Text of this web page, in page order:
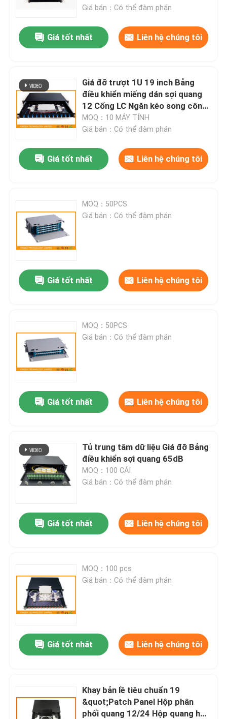
Tham quan nhà máy
Liên hệ chúng tôi
Tin tức
Các trường hợp
Yêu cầu báo giá
Hộp phân tách quang
Hộp cáp quang
Sợi xơ sợi quang
Dây cáp quang
Adapter cáp quang
Bộ suy hao sợi quang
Cáp thả FTTH
Bảng điều khiển sợi quang
Kết nối cáp quang
Đơn vị mạng quang
Giá bán：Có thể đàm phán
Giá tốt nhất Liên hệ chúng tôi
Giá đỡ trượt 1U 19 inch Bảng
điều khiển miếng dán sợi quang
12 Cổng LC Ngăn kéo song công
ODF
MOQ：10 MÁY TÍNH
Giá bán：Có thể đàm phán
Giá tốt nhất Liên hệ chúng tôi
MOQ：50PCS
Giá bán：Có thể đàm phán
Giá tốt nhất Liên hệ chúng tôi
MOQ：50PCS
Giá bán：Có thể đàm phán
Giá tốt nhất Liên hệ chúng tôi
Tủ trung tâm dữ liệu Giá đỡ Bảng
điều khiển sợi quang 65dB
MOQ：100 CÁI
Giá bán：Có thể đàm phán
Giá tốt nhất Liên hệ chúng tôi
MOQ：100 pcs
Giá bán：Có thể đàm phán
Giá tốt nhất Liên hệ chúng tôi
Khay bản lề tiêu chuẩn 19
&quot;Patch Panel Hộp phân
phối quang 12/24 Hộp quang học